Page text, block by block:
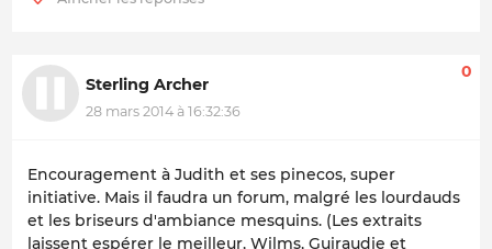
Sterling Archer
28 mars 2014 à 16:32:36
0
Encouragement à Judith et ses pinecos, super
initiative. Mais il faudra un forum, malgré les lourdauds
et les briseurs d'ambiance mesquins. (Les extraits
laissent espérer le meilleur, Wilms, Guiraudie et